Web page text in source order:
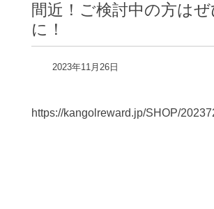
間近！ご検討中の方は
に！
2023年11月26日
https://kangolreward.jp/SHOP/